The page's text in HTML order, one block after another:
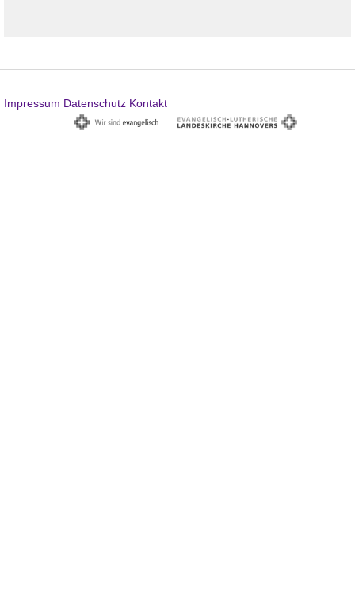
Impressum Datenschutz Kontakt